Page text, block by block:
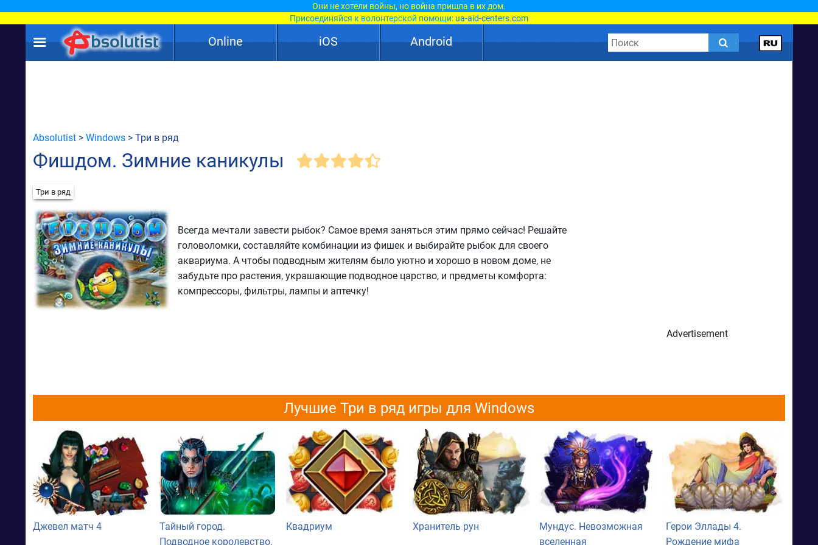
Они не хотели войны, но война пришла в их дом.
Присоединяйся к волонтерской помощи: ua-aid-centers.com
Online iOS Android
Absolutist > Windows > Три в ряд
Фишдом. Зимние каникулы
Три в ряд
Всегда мечтали завести рыбок? Самое время заняться этим прямо сейчас! Решайте
головоломки, составляйте комбинации из фишек и выбирайте рыбок для своего
аквариума. А чтобы подводным жителям было уютно и хорошо в новом доме, не
забудьте про растения, украшающие подводное царство, и предметы комфорта:
компрессоры, фильтры, лампы и аптечку!
Advertisement
Лучшие Три в ряд игры для Windows
Джевел матч 4
Тайный город.
Подводное королевство.
Квадриум Хранитель рун
Мундус. Невозможная
вселенная
Герои Эллады 4.
Рождение мифа